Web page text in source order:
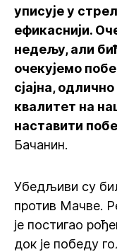
уписује у
ефикаснији.
недељу, али
очекујемо
сјајна,
квалитет на
наставити
Бачанин.
Убедљиви су
против Мачве.
је постигао
док је победу